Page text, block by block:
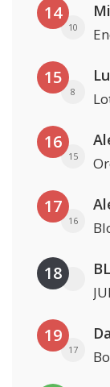
14
10
15
8
16
15
17
16
18
19
17